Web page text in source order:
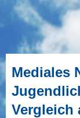
Mediales
Vergleich